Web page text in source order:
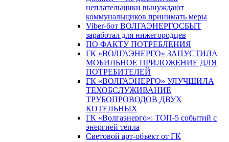
неплательщики вынуждают
коммунальщиков принимать меры
Viber-бот ВОЛГАЭНЕРГОСБЫТ
заработал для нижегородцев
ПО ФАКТУ ПОТРЕБЛЕНИЯ
ГК «ВОЛГАЭНЕРГО» ЗАПУСТИЛА
МОБИЛЬНОЕ ПРИЛОЖЕНИЕ ДЛЯ
ПОТРЕБИТЕЛЕЙ
ГК «ВОЛГАЭНЕРГО» УЛУЧШИЛА
ТЕХОБСЛУЖИВАНИЕ
ТРУБОПРОВОДОВ ДВУХ
КОТЕЛЬНЫХ
ГК «Волгаэнерго»: ТОП-5 событий с
энергией тепла
Световой арт-объект от ГК